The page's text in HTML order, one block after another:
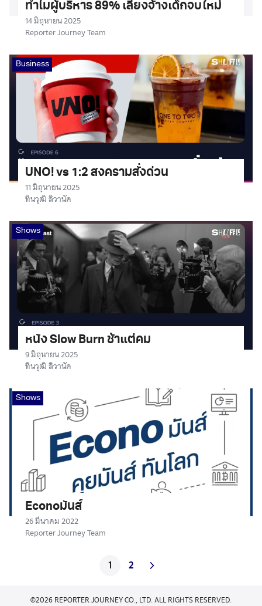
ทำไมผู้บริหาร 89% เลี่ยงจ้างเด็กจบใหม่
14 มิถุนายน 2025
Reporter Journey Team
Business
UNO! vs 1:2 สงครามสั่งด่วน
11 มิถุนายน 2025
ทินวุฒิ ลิวานัค
Shows
หนัง Slow Burn ช้าแต่คม
9 มิถุนายน 2025
ทินวุฒิ ลิวานัค
Shows
Econoมันส์
26 มีนาคม 2022
Reporter Journey Team
1 2
©2026 REPORTER JOURNEY CO., LTD. ALL RIGHTS RESERVED.